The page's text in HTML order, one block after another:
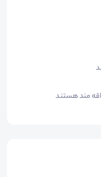
مند هستند